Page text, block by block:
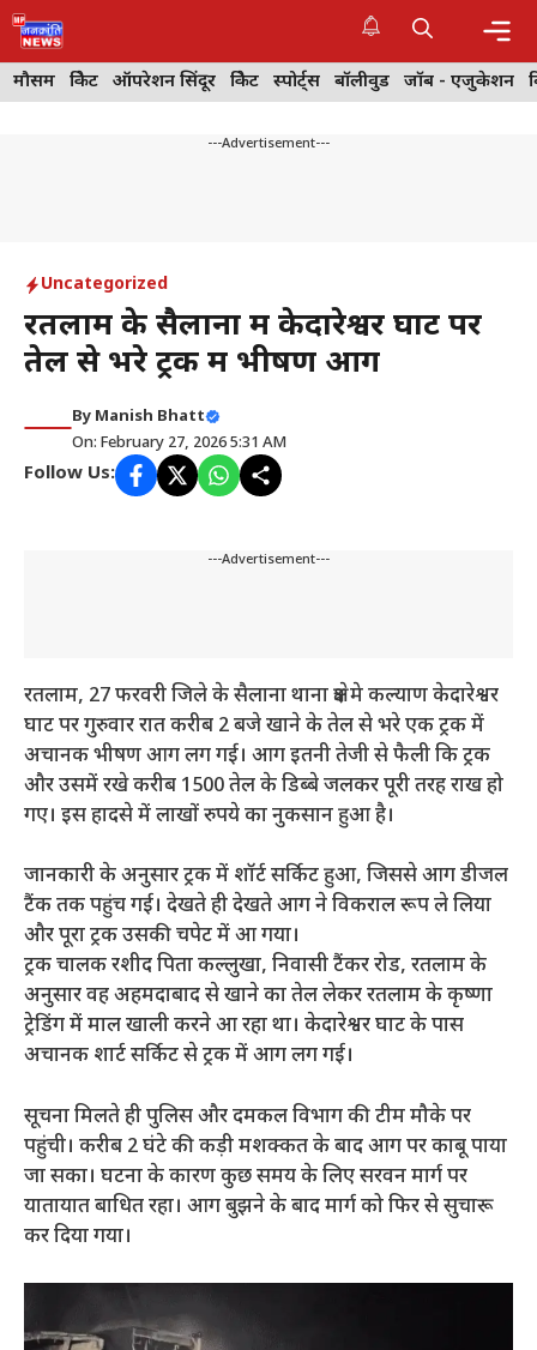
Skip
to
content
मौसम क्रिकेट ऑपरेशन सिंदूर क्रिकेट स्पोर्ट्स बॉलीवुड जॉब - एजुकेशन
---Advertisement---
Uncategorized
रतलाम के सैलाना में केदारेश्वर घाट पर
तेल से भरे ट्रक में भीषण आग
By Manish Bhatt
On: February 27, 2026 5:31 AM
Follow Us:
---Advertisement---
रतलाम, 27 फरवरी जिले के सैलाना थाना क्षेत्र मे कल्याण केदारेश्वर
घाट पर गुरुवार रात करीब 2 बजे खाने के तेल से भरे एक ट्रक में
अचानक भीषण आग लग गई। आग इतनी तेजी से फैली कि ट्रक
और उसमें रखे करीब 1500 तेल के डिब्बे जलकर पूरी तरह राख हो
गए। इस हादसे में लाखों रुपये का नुकसान हुआ है।
जानकारी के अनुसार ट्रक में शॉर्ट सर्किट हुआ, जिससे आग डीजल
टैंक तक पहुंच गई। देखते ही देखते आग ने विकराल रूप ले लिया
और पूरा ट्रक उसकी चपेट में आ गया।
ट्रक चालक रशीद पिता कल्लुखा, निवासी टैंकर रोड, रतलाम के
अनुसार वह अहमदाबाद से खाने का तेल लेकर रतलाम के कृष्णा
ट्रेडिंग में माल खाली करने आ रहा था। केदारेश्वर घाट के पास
अचानक शार्ट सर्किट से ट्रक में आग लग गई।
सूचना मिलते ही पुलिस और दमकल विभाग की टीम मौके पर
पहुंची। करीब 2 घंटे की कड़ी मशक्कत के बाद आग पर काबू पाया
जा सका। घटना के कारण कुछ समय के लिए सरवन मार्ग पर
यातायात बाधित रहा। आग बुझने के बाद मार्ग को फिर से सुचारू
कर दिया गया।